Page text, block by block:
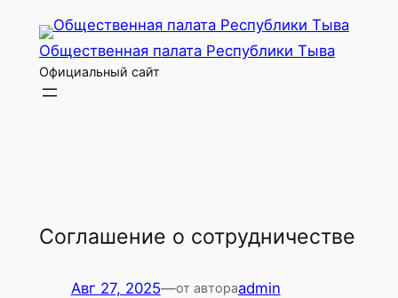
Перейти
содержимому
Общественная палата Республики Тыва
Официальный сайт
Cоглашение о cотрудничестве
Авг 27, 2025—от автораadmin